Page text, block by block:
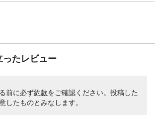
ったレビュー
前に必ず約款をご確認ください。投稿した
したものとみなします。